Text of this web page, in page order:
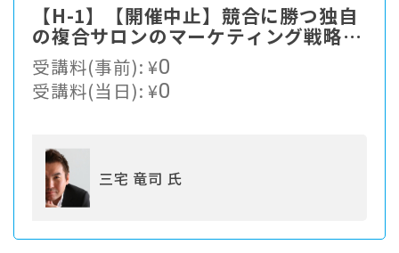
【H-1】【開催中止】競合に勝つ独自
の複合サロンのマーケティング戦略と
は？
受講料(事前):¥0
受講料(当日):¥0
三宅 竜司 氏